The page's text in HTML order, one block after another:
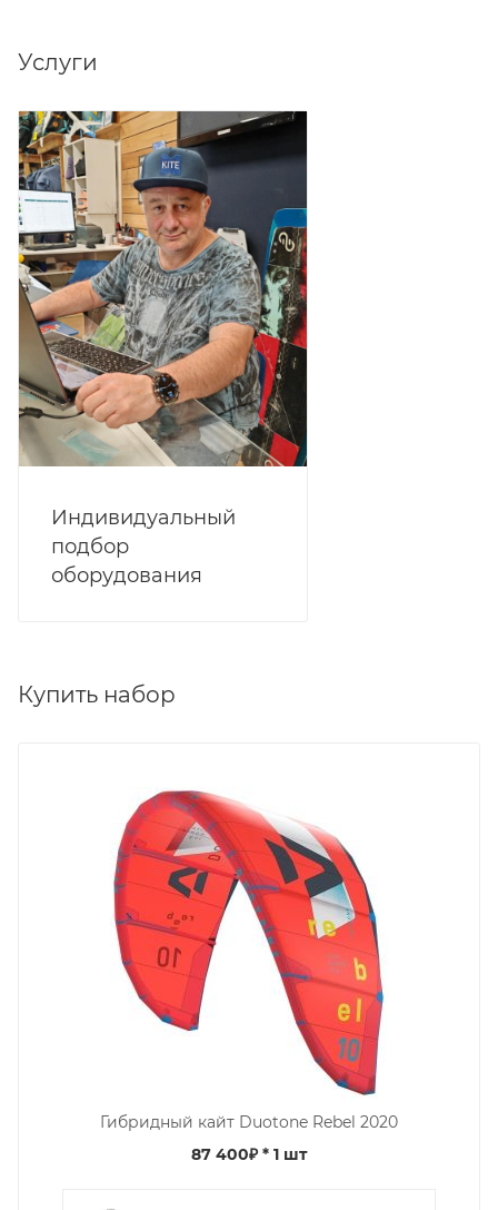
Услуги
Индивидуальный
подбор
оборудования
Купить набор
Гибридный кайт Duotone Rebel 2020
87 400₽ * 1 шт